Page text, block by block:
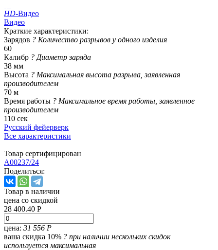
HD-Видео
Видео
Краткие характеристики:
Зарядов ? Количество разрывов у одного изделия
60
Калибр ? Диаметр заряда
38 мм
Высота ? Максимальная высота разрыва, заявленная
производителем
70 м
Время работы ? Максимальное время работы, заявленное
производителем
110 сек
Русский фейерверк
Все характеристики
Товар сертифицирован
A00237/24
Поделиться:
Товар в наличии
цена со скидкой
28 400.40 Р
цена: 31 556 Р
ваша скидка 10% ? при наличии нескольких скидок
используется максимальная